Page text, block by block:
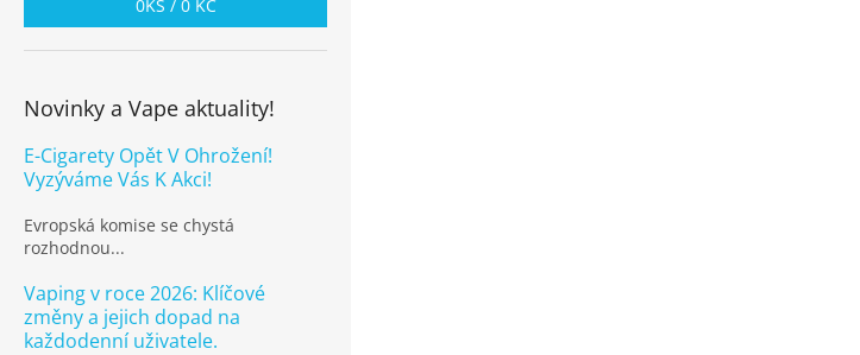
0KS / 0 KČ
Novinky a Vape aktuality!
E-Cigarety Opět V Ohrožení!
Vyzýváme Vás K Akci!
Evropská komise se chystá
rozhodnou...
Vaping v roce 2026: Klíčové
změny a jejich dopad na
každodenní uživatele.